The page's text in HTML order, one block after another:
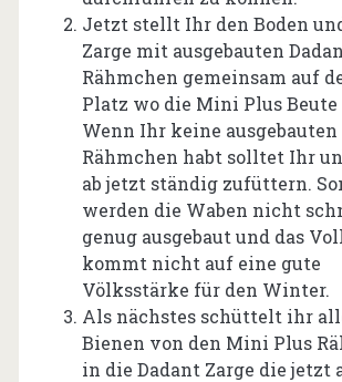
Jetzt stellt Ihr den Boden
Zarge mit ausgebauten
Rähmchen gemeinsam auf
Platz wo die Mini Plus Beute
Wenn Ihr keine ausgebauten
Rähmchen habt solltet Ihr
ab jetzt ständig zufüttern.
werden die Waben nicht
genug ausgebaut und das
kommt nicht auf eine gute
Völksstärke für den Winter.
Als nächstes schüttelt ihr
Bienen von den Mini Plus
in die Dadant Zarge die jetzt